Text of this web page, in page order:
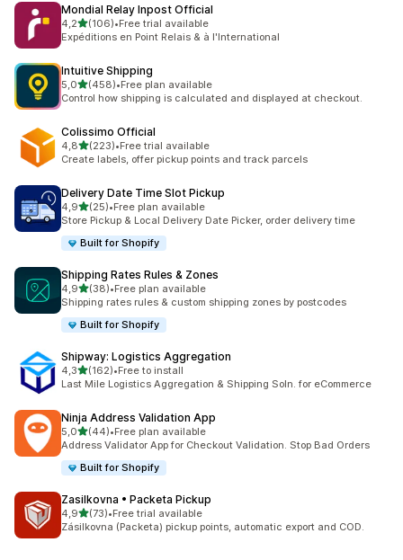
Mondial Relay Inpost Official
4,2av 5 stjerner
(106)
Totalt 106 omtaler
•Free trial available
Expéditions en Point Relais & à l'International
Intuitive Shipping
5,0av 5 stjerner
(458)
Totalt 458 omtaler
•Free plan available
Control how shipping is calculated and displayed at checkout.
Colissimo Official
4,8av 5 stjerner
(223)
Totalt 223 omtaler
•Free trial available
Create labels, offer pickup points and track parcels
Delivery Date Time Slot Pickup
4,9av 5 stjerner
(25)
Totalt 25 omtaler
•Free plan available
Store Pickup & Local Delivery Date Picker, order delivery time
Built for Shopify
Shipping Rates Rules & Zones
4,9av 5 stjerner
(38)
Totalt 38 omtaler
•Free plan available
Shipping rates rules & custom shipping zones by postcodes
Built for Shopify
Shipway: Logistics Aggregation
4,3av 5 stjerner
(162)
Totalt 162 omtaler
•Free to install
Last Mile Logistics Aggregation & Shipping Soln. for eCommerce
Ninja Address Validation App
5,0av 5 stjerner
(44)
Totalt 44 omtaler
•Free plan available
Address Validator App for Checkout Validation. Stop Bad Orders
Built for Shopify
Zasilkovna • Packeta Pickup
4,9av 5 stjerner
(73)
Totalt 73 omtaler
•Free trial available
Zásilkovna (Packeta) pickup points, automatic export and COD.